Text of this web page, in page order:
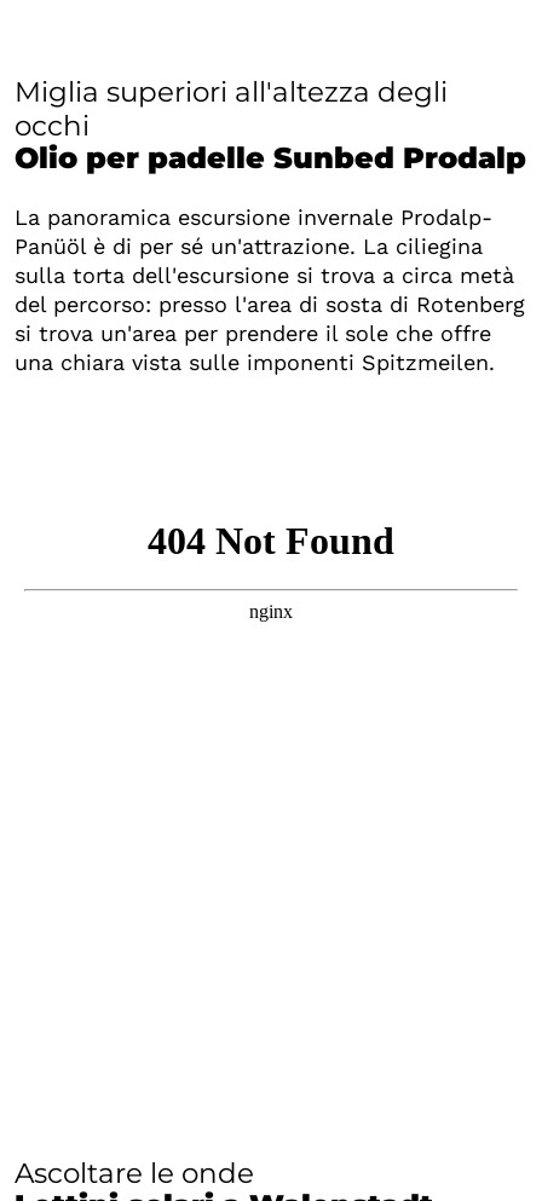
Miglia superiori all'altezza degli
occhi
Olio per padelle Sunbed Prodalp
La panoramica escursione invernale Prodalp-
Panüöl è di per sé un'attrazione. La ciliegina
sulla torta dell'escursione si trova a circa metà
del percorso: presso l'area di sosta di Rotenberg
si trova un'area per prendere il sole che offre
una chiara vista sulle imponenti Spitzmeilen.
Ascoltare le onde